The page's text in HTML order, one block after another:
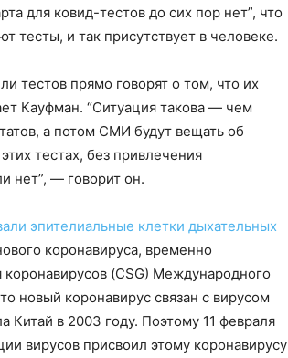
для ковид-тестов до сих пор нет”, что
тесты, и так присутствует в человеке.
тестов прямо говорят о том, что их
Кауфман. “Ситуация такова — чем
а потом СМИ будут вещать об
тестах, без привлечения
нет”, — говорит он.
эпителиальные клетки дыхательных
коронавируса, временно
(CSG) Международного
новый коронавирус связан с вирусом
Китай в 2003 году. Поэтому 11 февраля
вирусов присвоил этому коронавирусу